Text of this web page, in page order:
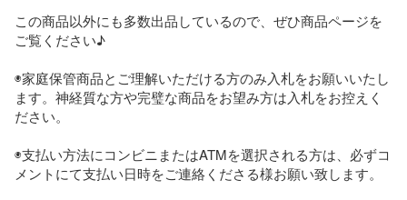
この商品以外にも多数出品しているので、ぜひ商品ページを
ご覧ください♪
◉家庭保管商品とご理解いただける方のみ入札をお願いいたし
ます。神経質な方や完璧な商品をお望み方は入札をお控えく
ださい。
◉支払い方法にコンビニまたはATMを選択される方は、必ずコ
メントにて支払い日時をご連絡くださる様お願い致します。